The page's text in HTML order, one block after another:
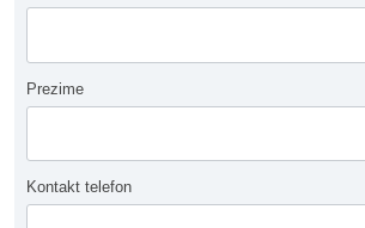
Prezime
Kontakt telefon